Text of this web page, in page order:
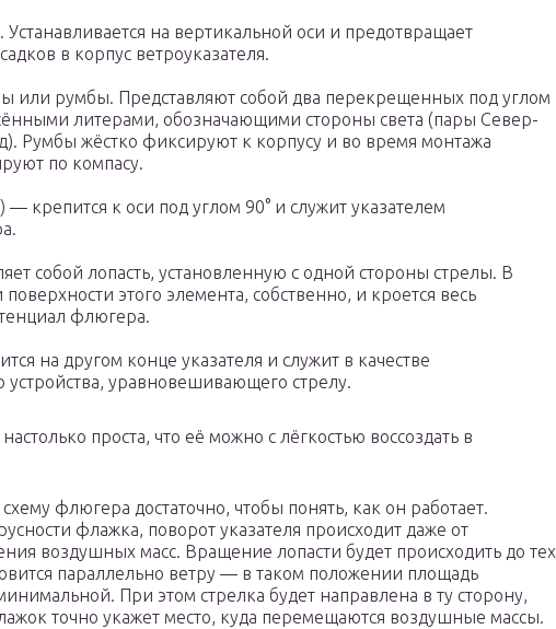
на вертикальной оси и предотвращает
в корпус ветроуказателя.
или румбы. Представляют собой два перекрещенных под углом
литерами, обозначающими стороны света (пары Север-
Румбы жёстко фиксируют к корпусу и во время монтажа
по компасу.
— крепится к оси под углом 90° и служит указателем
собой лопасть, установленную с одной стороны стрелы. В
этого элемента, собственно, и кроется весь
флюгера.
на другом конце указателя и служит в качестве
устройства, уравновешивающего стрелу.
проста, что её можно с лёгкостью воссоздать в
флюгера достаточно, чтобы понять, как он работает.
флажка, поворот указателя происходит даже от
воздушных масс. Вращение лопасти будет происходить до тех
параллельно ветру — в таком положении площадь
При этом стрелка будет направлена в ту сторону,
точно укажет место, куда перемещаются воздушные массы.